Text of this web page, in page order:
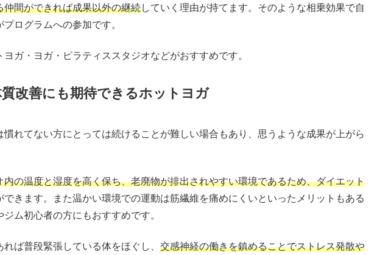
間ができれば成果以外の継続していく理由が持てます。そのような相乗効果で自
ログラムへの参加です。
ガ・ヨガ・ピラティススタジオなどがおすすめです。
改善にも期待できるホットヨガ
慣れてない方にとっては続けることが難しい場合もあり、思うような成果が上がら
内の温度と湿度を高く保ち、老廃物が排出されやすい環境であるため、ダイエット
できます。また温かい環境での運動は筋繊維を痛めにくいといったメリットもある
ム初心者の方にもおすすめです。
ば普段緊張している体をほぐし、 交感神経の働きを鎮めることでストレス発散や